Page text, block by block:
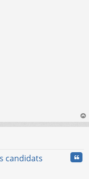
au
candidats